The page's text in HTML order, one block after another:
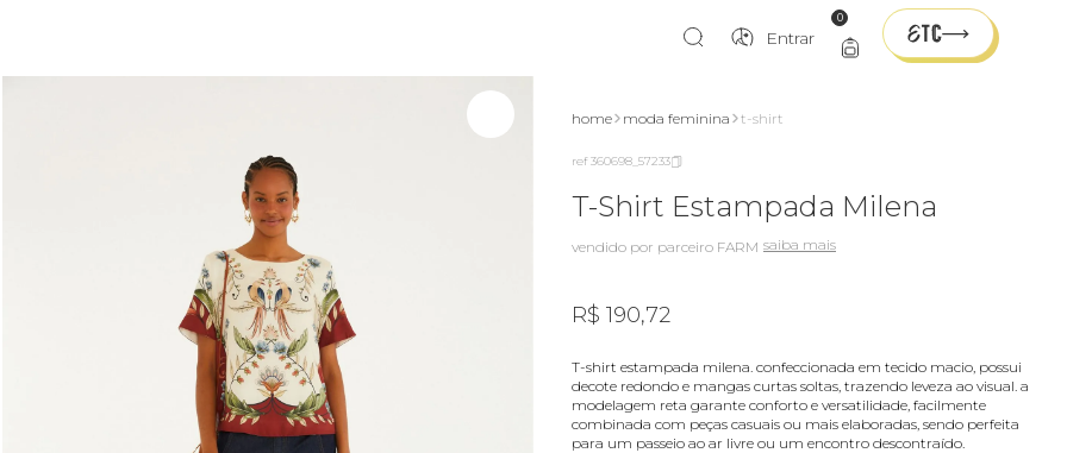
Entrar
0
Experimente home moda feminina t-shirt
ref 360698_57233
T-Shirt Estampada Milena
vendido por parceiro FARM saiba mais
R$ 190,72
t-shirt estampada milena. confeccionada em tecido macio, possui
decote redondo e mangas curtas soltas, trazendo leveza ao visual. a
modelagem reta garante conforto e versatilidade, facilmente
combinada com peças casuais ou mais elaboradas, sendo perfeita
para um passeio ao ar livre ou um encontro descontraído.